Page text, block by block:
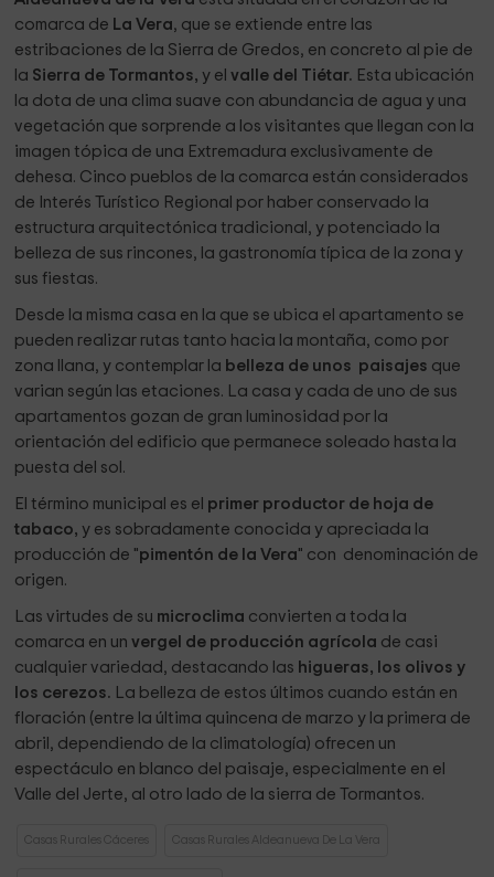
comarca de La Vera, que se extiende entre las
estribaciones de la Sierra de Gredos, en concreto al pie de
la Sierra de Tormantos, y el valle del Tiétar. Esta ubicación
la dota de una clima suave con abundancia de agua y una
vegetación que sorprende a los visitantes que llegan con la
imagen tópica de una Extremadura exclusivamente de
dehesa. Cinco pueblos de la comarca están considerados
de Interés Turístico Regional por haber conservado la
estructura arquitectónica tradicional, y potenciado la
belleza de sus rincones, la gastronomía típica de la zona y
sus fiestas.
Desde la misma casa en la que se ubica el apartamento se
pueden realizar rutas tanto hacia la montaña, como por
zona llana, y contemplar la belleza de unos paisajes que
varian según las etaciones. La casa y cada de uno de sus
apartamentos gozan de gran luminosidad por la
orientación del edificio que permanece soleado hasta la
puesta del sol.
El término municipal es el primer productor de hoja de
tabaco, y es sobradamente conocida y apreciada la
producción de "pimentón de la Vera" con denominación de
origen.
Las virtudes de su microclima convierten a toda la
comarca en unvergel de producción agrícola de casi
cualquier variedad, destacando las higueras, los olivos y
los cerezos. La belleza de estos últimos cuando están en
floración (entre la última quincena de marzo y la primera de
abril, dependiendo de la climatología) ofrecen un
espectáculo en blanco del paisaje, especialmente en el
Valle del Jerte, al otro lado de la sierra de Tormantos.
Casas Rurales Cáceres Casas Rurales Aldeanueva De La Vera